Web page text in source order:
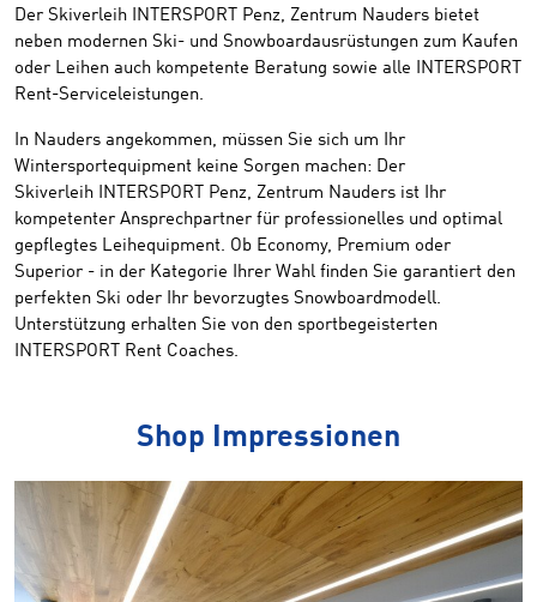
Der Skiverleih INTERSPORT Penz, Zentrum Nauders bietet
neben modernen Ski- und Snowboardausrüstungen zum Kaufen
oder Leihen auch kompetente Beratung sowie alle INTERSPORT
Rent-Serviceleistungen.
In Nauders angekommen, müssen Sie sich um Ihr
Wintersportequipment keine Sorgen machen: Der
Skiverleih INTERSPORT Penz, Zentrum Nauders ist Ihr
kompetenter Ansprechpartner für professionelles und optimal
gepflegtes Leihequipment. Ob Economy, Premium oder
Superior - in der Kategorie Ihrer Wahl finden Sie garantiert den
perfekten Ski oder Ihr bevorzugtes Snowboardmodell.
Unterstützung erhalten Sie von den sportbegeisterten
INTERSPORT Rent Coaches.
Shop Impressionen